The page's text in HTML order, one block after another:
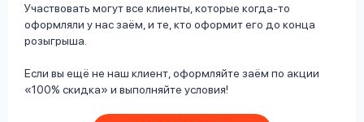
Участвовать могут все клиенты, которые когда-то
оформляли у нас заём, и те, кто оформит его до конца
розыгрыша.
Если вы ещё не наш клиент, оформляйте заём по акции
«100% скидка» и выполняйте условия!